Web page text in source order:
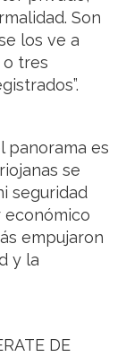
Son
los ve a
o tres
panorama es
se
seguridad
económico
empujaron
y la
DE